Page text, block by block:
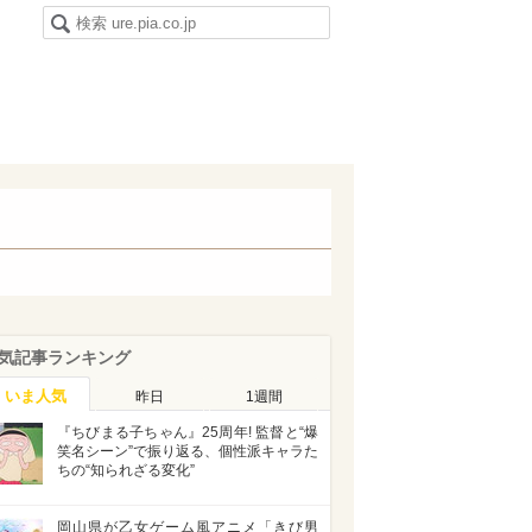
記事ランキング
いま人気 昨日 1週間
『ちびまる子ちゃん』25周年! 監督と“爆
笑名シーン”で振り返る、個性派キャラた
ちの“知られざる変化”
岡山県が乙女ゲーム風アニメ「きび男